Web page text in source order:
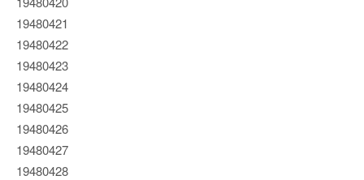
19480421
19480422
19480423
19480424
19480425
19480426
19480427
19480428